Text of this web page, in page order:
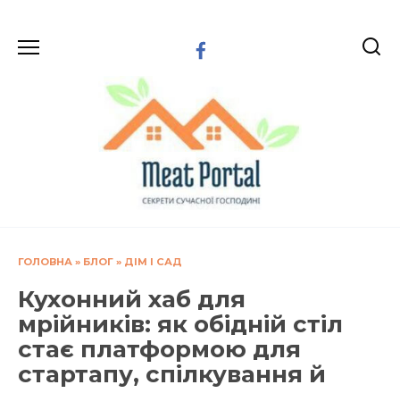
вмісту
ГОЛОВНА » БЛОГ » ДІМ І САД
Кухонний хаб для
мрійників: як обідній стіл
стає платформою для
стартапу, спілкування й